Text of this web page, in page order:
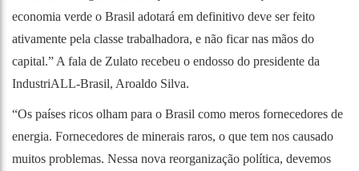
economia verde o Brasil adotará em definitivo deve ser feito
ativamente pela classe trabalhadora, e não ficar nas mãos do
capital.” A fala de Zulato recebeu o endosso do presidente da
IndustriALL-Brasil, Aroaldo Silva.
“Os países ricos olham para o Brasil como meros fornecedores de
energia. Fornecedores de minerais raros, o que tem nos causado
muitos problemas. Nessa nova reorganização política, devemos